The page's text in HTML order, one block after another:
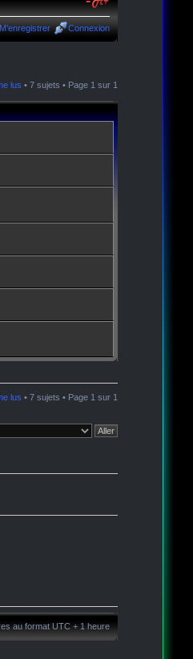
M’enregistrer Connexion
lus • 7 sujets • Page 1 sur 1
lus • 7 sujets • Page 1 sur 1
au format UTC + 1 heure